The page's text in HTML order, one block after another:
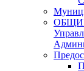
ОБЩИЕ